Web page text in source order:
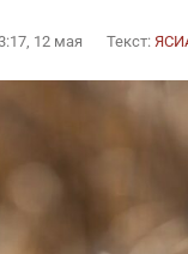
12 мая Текст: